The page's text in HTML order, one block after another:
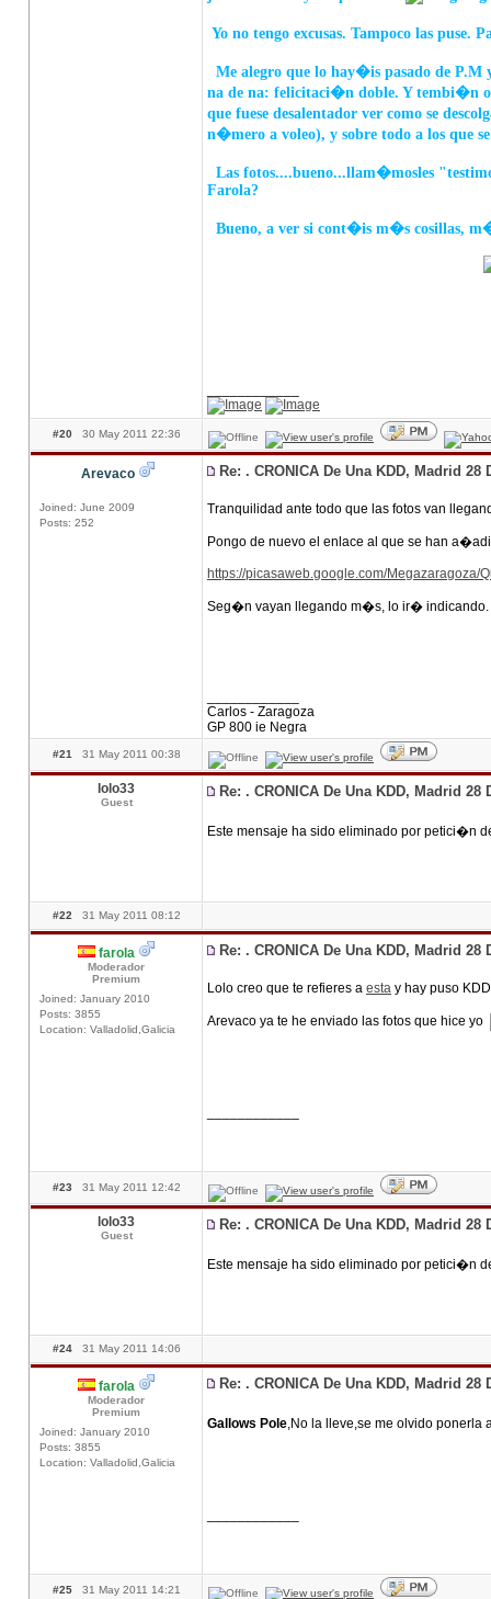
Yo no tengo excusas. Tampoco las
Me alegro que lo hay�is pasado de
na de na: felicitaci�n doble. Y tembi�n
que fuese desalentador ver como se
n�mero a voleo), y sobre todo a los que
Las fotos....bueno...llam�mosles
Farola?
Bueno, a ver si cont�is m�s cosillas,
#20 30 May 2011 22:36
Arevaco
Joined: June 2009
Posts: 252
Re: . CRONICA De Una KDD, Madrid 28
Tranquilidad ante todo que las fotos van
Pongo de nuevo el enlace al que se han
https://picasaweb.google.com/Megazaragoza/
Seg�n vayan llegando m�s, lo ir� indicando.
Carlos - Zaragoza
GP 800 ie Negra
#21 31 May 2011 00:38
lolo33
Guest
Re: . CRONICA De Una KDD, Madrid 28
Este mensaje ha sido eliminado por petici�n
#22 31 May 2011 08:12
farola
Moderador
Premium
Joined: January 2010
Posts: 3855
Location: Valladolid,Galicia
Re: . CRONICA De Una KDD, Madrid 28
Lolo creo que te refieres a esta y hay puso
Arevaco ya te he enviado las fotos que hice yo
#23 31 May 2011 12:42
lolo33
Guest
Re: . CRONICA De Una KDD, Madrid 28
Este mensaje ha sido eliminado por petici�n
#24 31 May 2011 14:06
farola
Moderador
Premium
Joined: January 2010
Posts: 3855
Location: Valladolid,Galicia
Re: . CRONICA De Una KDD, Madrid 28
Gallows Pole,No la lleve,se me olvido
#25 31 May 2011 14:21